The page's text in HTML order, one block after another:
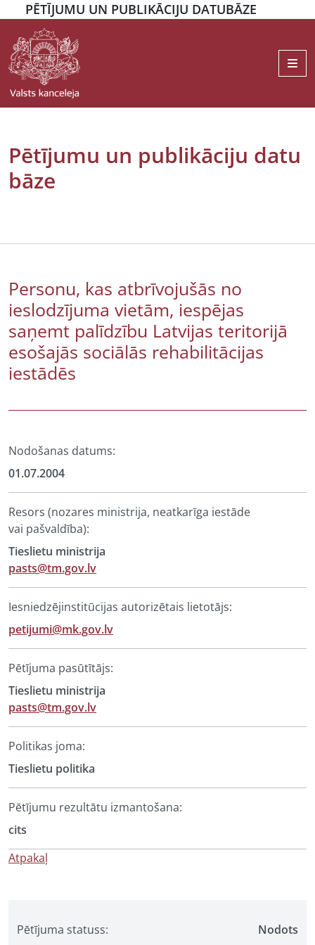
PĒTĪJUMU UN PUBLIKĀCIJU DATUBĀZE
Pētījumu un publikāciju datu
bāze
Pētījuma statuss: Nodots
Personu, kas atbrīvojušās no
ieslodzījuma vietām, iespējas
saņemt palīdzību Latvijas teritorijā
esošajās sociālās rehabilitācijas
iestādēs
Nodošanas datums:
01.07.2004
Resors (nozares ministrija, neatkarīga iestāde
vai pašvaldība):
Tieslietu ministrija
pasts@tm.gov.lv
Iesniedzējinstitūcijas autorizētais lietotājs:
petijumi@mk.gov.lv
Pētījuma pasūtītājs:
Tieslietu ministrija
pasts@tm.gov.lv
Politikas joma:
Tieslietu politika
Pētījumu rezultātu izmantošana:
cits
Atpakaļ